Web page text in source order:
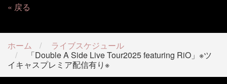
戻る
ホーム
ライブスケジュール
「Double A Side Live Tour2025 featuring RiO」※ツ
イキャスプレミア配信有り※